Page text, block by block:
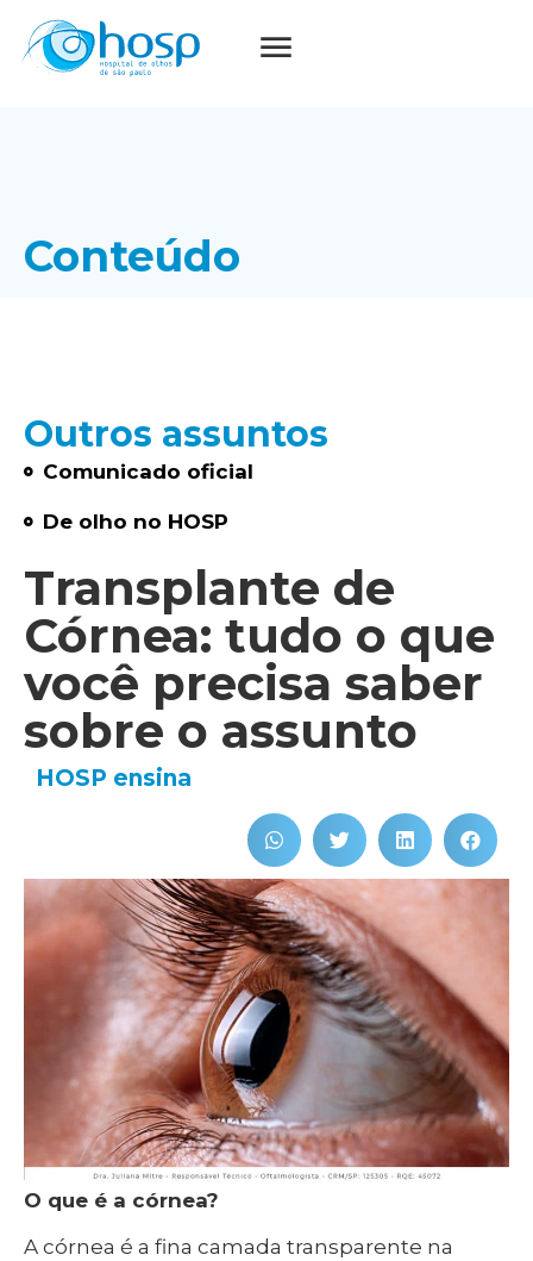
Conteúdo
Outros assuntos
Comunicado oficial
De olho no HOSP
Transplante de
Córnea: tudo o que
você precisa saber
sobre o assunto
HOSP ensina
O que é a córnea?
A córnea é a fina camada transparente na